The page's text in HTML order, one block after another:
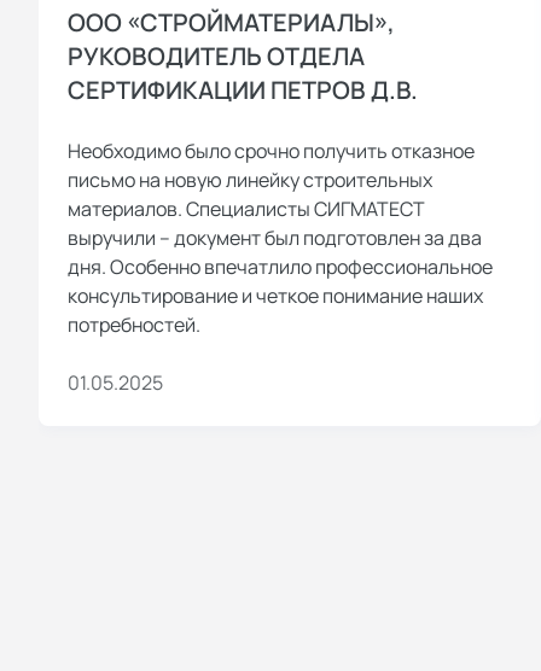
ООО «СТРОЙМАТЕРИАЛЫ»,
РУКОВОДИТЕЛЬ ОТДЕЛА
СЕРТИФИКАЦИИ ПЕТРОВ Д.В.
Необходимо было срочно получить отказное
письмо на новую линейку строительных
материалов. Специалисты СИГМАТЕСТ
выручили – документ был подготовлен за два
дня. Особенно впечатлило профессиональное
консультирование и четкое понимание наших
потребностей.
01.05.2025